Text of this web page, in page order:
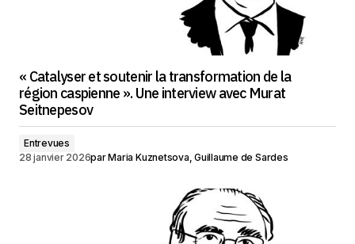
« Catalyser et soutenir la transformation de la
région caspienne ». Une interview avec Murat
Seitnepesov
Entrevues
28 janvier 2026parMaria Kuznetsova, Guillaume de Sardes